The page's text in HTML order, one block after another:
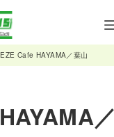
Cafe HAYAMA／葉山